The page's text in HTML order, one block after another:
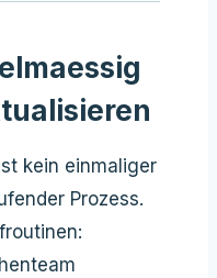
kein einmaliger
Prozess.